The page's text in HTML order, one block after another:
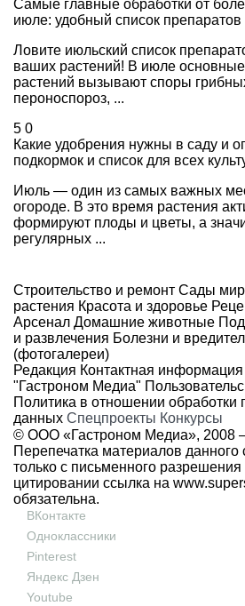
Самые главные обработки от
июле: удобный список препаратов
Ловите июльский список
ваших растений! В июле
растений вызывают споры
пероноспороз, ...
5 0
Какие удобрения нужны в саду и
подкормок и список для всех
Июль — один из самых важных
огороде. В это время растения
формируют плоды и цветы, а
регулярных ...
Строительство и ремонт Сады
растения Красота и здоровье
Арсенал Домашние животные
и развлечения Болезни и
(фотогалереи)
Редакция Контактная информация
"Гастроном Медиа"
Политика в отношении обработки
данных Спецпроекты Конкурсы
© ООО «Гастроном Медиа», 2008
Перепечатка материалов данного
только с письменного
цитировании ссылка на
обязательна.
ВКонтакте
Одноклассники
Pinterest
Яндекс Дзен
Youtube